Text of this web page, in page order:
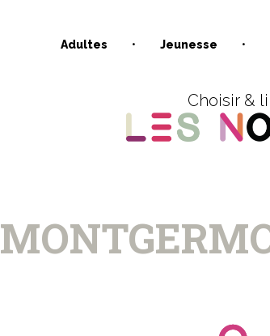
Adultes Jeunesse
Choisir &